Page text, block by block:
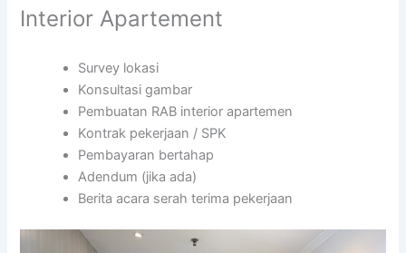
Interior Apartement
Survey lokasi
Konsultasi gambar
Pembuatan RAB interior apartemen
Kontrak pekerjaan / SPK
Pembayaran bertahap
Adendum (jika ada)
Berita acara serah terima pekerjaan